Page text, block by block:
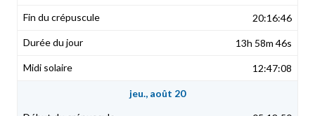
20:16:46
13h 58m 46s
12:47:08
jeu., août 20